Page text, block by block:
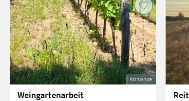
Annonce
Weingartenarbeit